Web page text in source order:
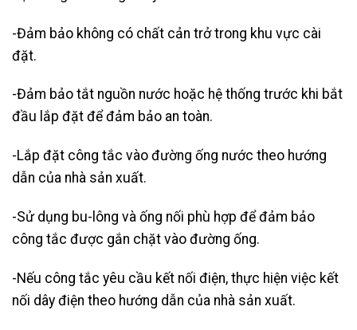
-Đảm bảo không có chất cản trở trong khu vực cài
đặt.
-Đảm bảo tắt nguồn nước hoặc hệ thống trước khi bắt
đầu lắp đặt để đảm bảo an toàn.
-Lắp đặt công tắc vào đường ống nước theo hướng
dẫn của nhà sản xuất.
-Sử dụng bu-lông và ống nối phù hợp để đảm bảo
công tắc được gắn chặt vào đường ống.
-Nếu công tắc yêu cầu kết nối điện, thực hiện việc kết
nối dây điện theo hướng dẫn của nhà sản xuất.